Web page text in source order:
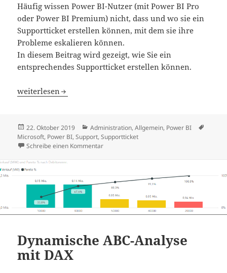
Häufig wissen Power BI-Nutzer (mit Power BI Pro
oder Power BI Premium) nicht, dass und wo sie ein
Supportticket erstellen können, mit dem sie ihre
Probleme eskalieren können.
In diesem Beitrag wird gezeigt, wie Sie ein
entsprechendes Supportticket erstellen können.
Power BI Supportticket erstellen
weiterlesen
Veröffentlicht
am
22. Oktober 2019 Kategorien
Administration,Allgemein, Power BI
Microsoft, Power BI,Support,Supportticket
Schreibe einen Kommentarzu Power BI Supportticket erstellen
Dynamische ABC-Analyse
mit DAX